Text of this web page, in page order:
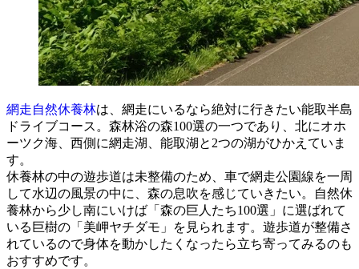
網走自然休養林は、網走にいるなら絶対に行きたい能取半島
ドライブコース。森林浴の森100選の一つであり、北にオホ
ーツク海、西側に網走湖、能取湖と2つの湖がひかえていま
す。
休養林の中の遊歩道は未整備のため、車で網走公園線を一周
して水辺の風景の中に、森の息吹を感じていきたい。自然休
養林から少し南にいけば「森の巨人たち100選」に選ばれて
いる巨樹の「美岬ヤチダモ」を見られます。遊歩道が整備さ
れているので身体を動かしたくなったら立ち寄ってみるのも
おすすめです。